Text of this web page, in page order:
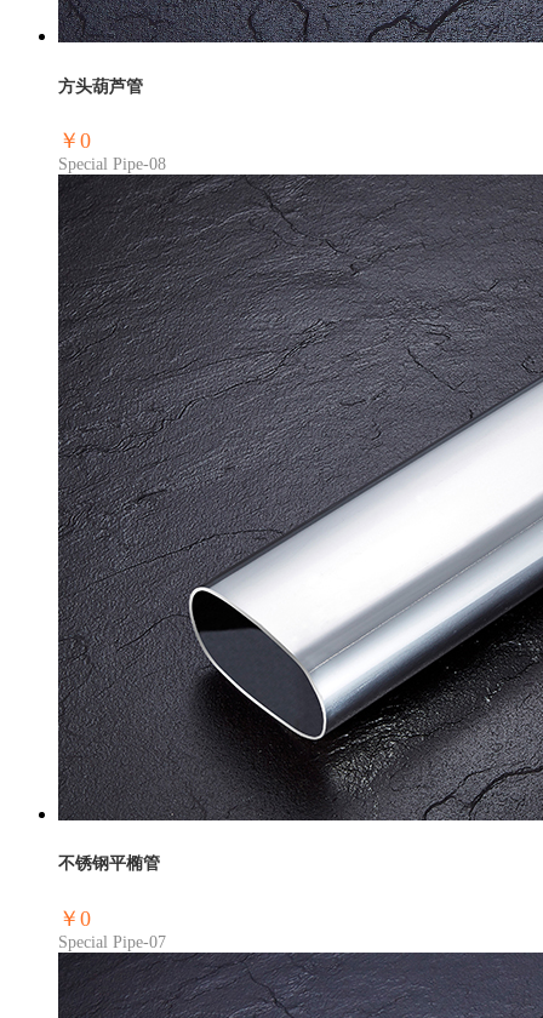
方头葫芦管
￥0
Special Pipe-08
不锈钢平椭管
￥0
Special Pipe-07